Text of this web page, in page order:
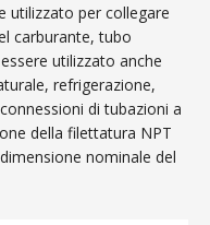
utilizzato per collegare
carburante, tubo
utilizzato anche
refrigerazione,
di tubazioni a
della filettatura NPT
nominale del